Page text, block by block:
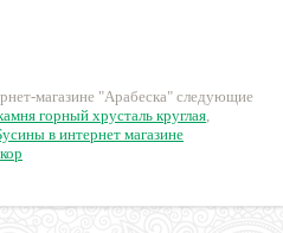
магазине "Арабеска" следующие
горный хрусталь круглая,
в интернет магазине